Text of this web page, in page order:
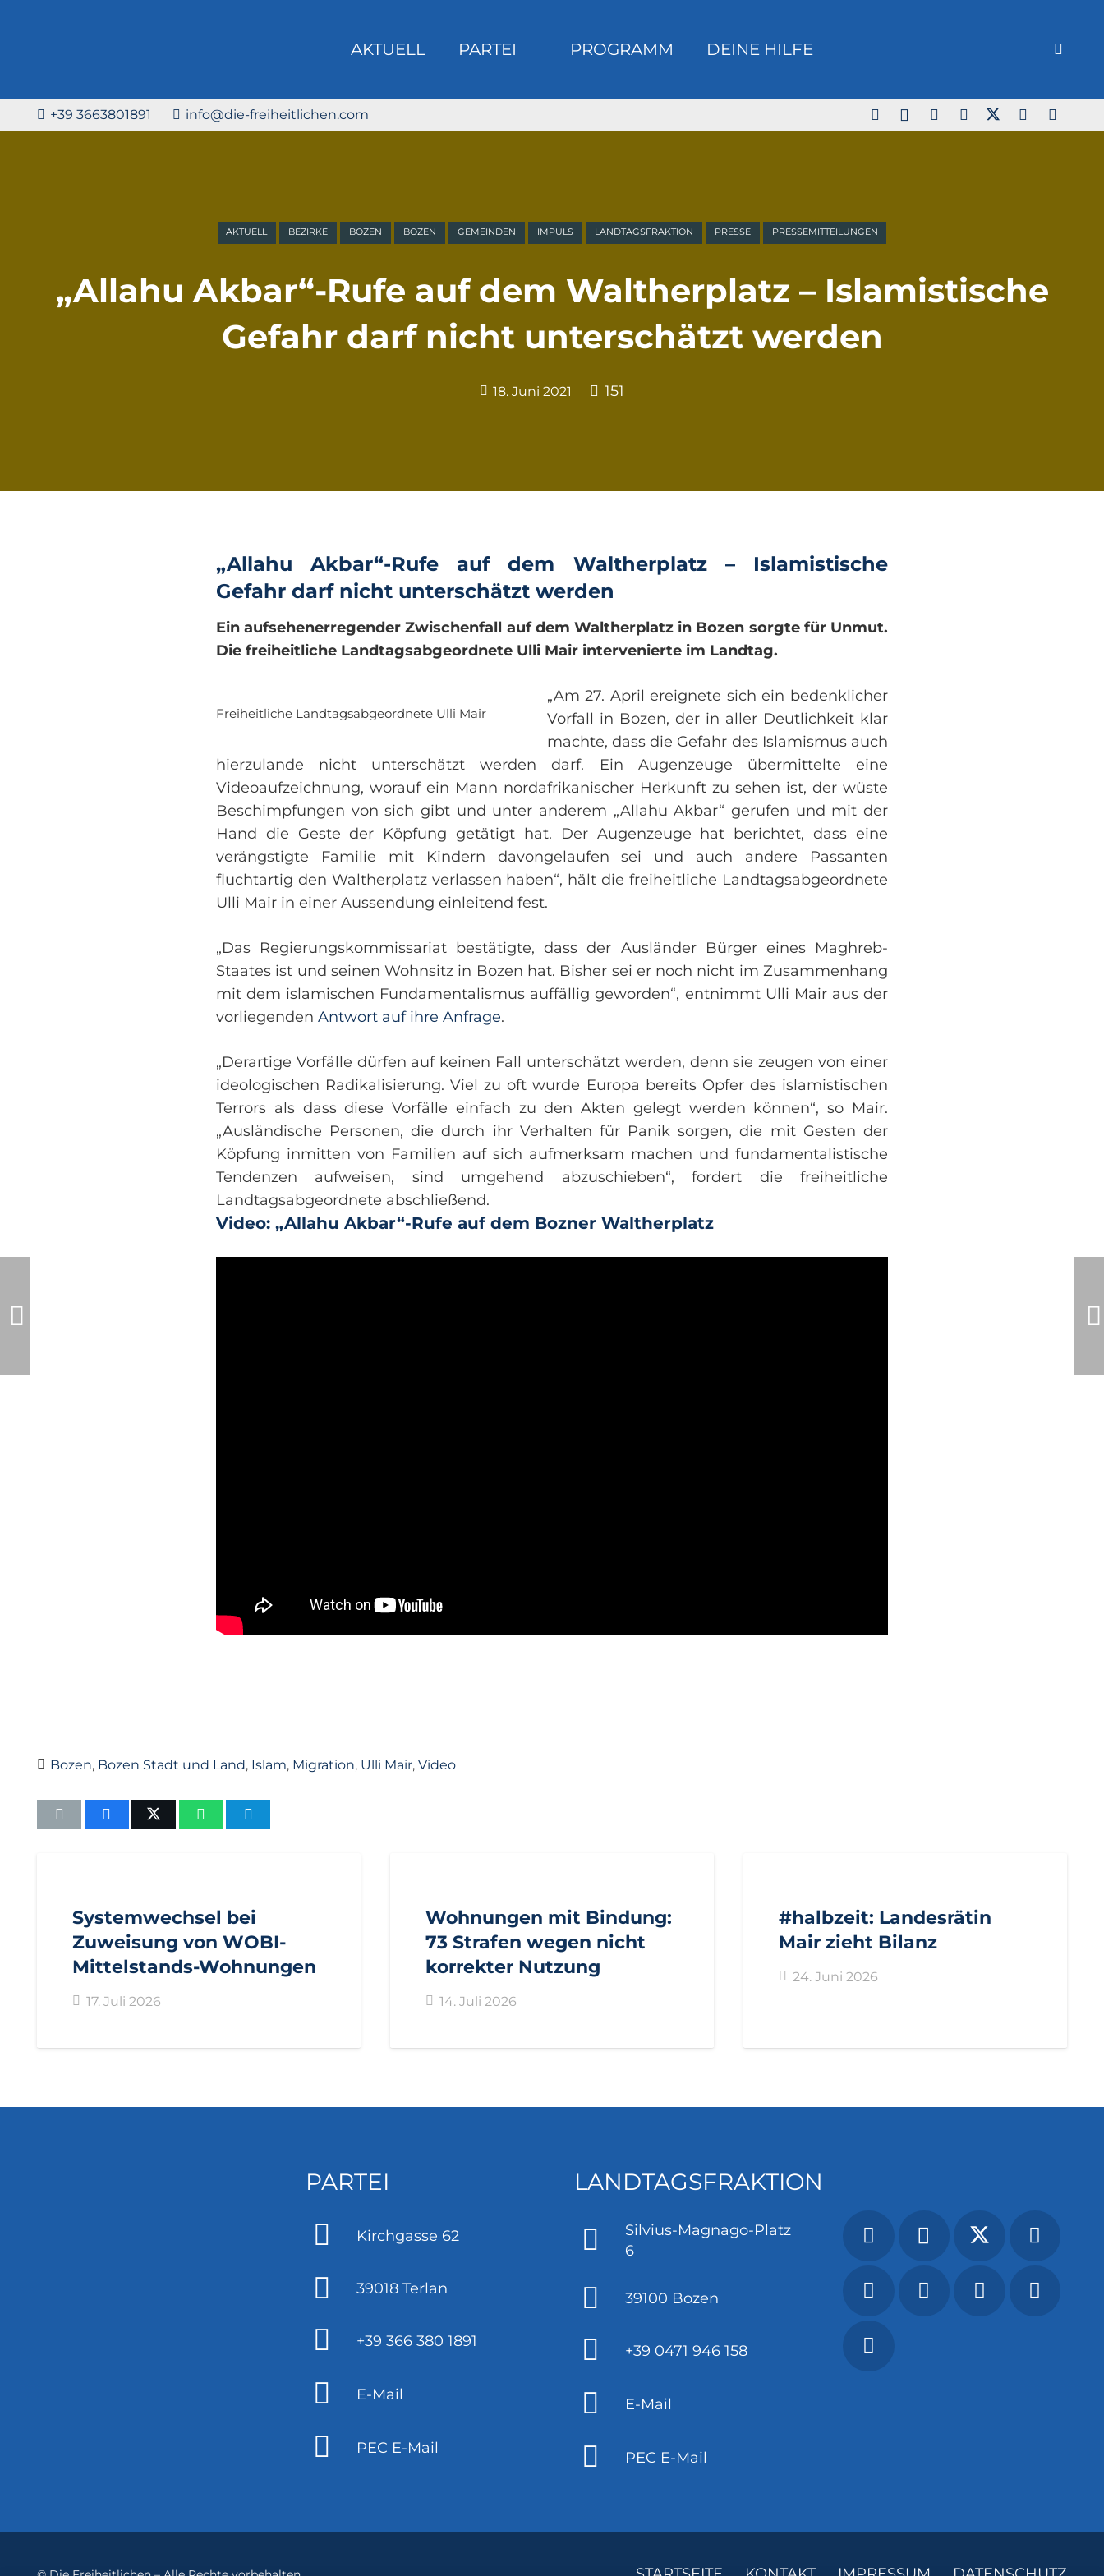
AKTUELL PARTEI PROGRAMM DEINE HILFE
+39 3663801891 info@die-freiheitlichen.com
AKTUELL BEZIRKE BOZEN BOZEN GEMEINDEN IMPULS LANDTAGSFRAKTION PRESSE PRESSEMITTEILUNGEN
„Allahu Akbar“-Rufe auf dem Waltherplatz – Islamistische
Gefahr darf nicht unterschätzt werden
18. Juni 2021 151
„Allahu Akbar“-Rufe auf dem Waltherplatz – Islamistische
Gefahr darf nicht unterschätzt werden
Ein aufsehenerregender Zwischenfall auf dem Waltherplatz in Bozen sorgte für Unmut.
Die freiheitliche Landtagsabgeordnete Ulli Mair intervenierte im Landtag.
Freiheitliche Landtagsabgeordnete Ulli Mair
„Am 27. April ereignete sich ein bedenklicher
Vorfall in Bozen, der in aller Deutlichkeit klar
machte, dass die Gefahr des Islamismus auch
hierzulande nicht unterschätzt werden darf. Ein Augenzeuge übermittelte eine
Videoaufzeichnung, worauf ein Mann nordafrikanischer Herkunft zu sehen ist, der wüste
Beschimpfungen von sich gibt und unter anderem „Allahu Akbar“ gerufen und mit der
Hand die Geste der Köpfung getätigt hat. Der Augenzeuge hat berichtet, dass eine
verängstigte Familie mit Kindern davongelaufen sei und auch andere Passanten
fluchtartig den Waltherplatz verlassen haben“, hält die freiheitliche Landtagsabgeordnete
Ulli Mair in einer Aussendung einleitend fest.
„Das Regierungskommissariat bestätigte, dass der Ausländer Bürger eines Maghreb-
Staates ist und seinen Wohnsitz in Bozen hat. Bisher sei er noch nicht im Zusammenhang
mit dem islamischen Fundamentalismus auffällig geworden“, entnimmt Ulli Mair aus der
vorliegenden Antwort auf ihre Anfrage.
„Derartige Vorfälle dürfen auf keinen Fall unterschätzt werden, denn sie zeugen von einer
ideologischen Radikalisierung. Viel zu oft wurde Europa bereits Opfer des islamistischen
Terrors als dass diese Vorfälle einfach zu den Akten gelegt werden können“, so Mair.
„Ausländische Personen, die durch ihr Verhalten für Panik sorgen, die mit Gesten der
Köpfung inmitten von Familien auf sich aufmerksam machen und fundamentalistische
Tendenzen aufweisen, sind umgehend abzuschieben“, fordert die freiheitliche
Landtagsabgeordnete abschließend.
Video: „Allahu Akbar“-Rufe auf dem Bozner Waltherplatz
Bozen, Bozen Stadt und Land, Islam, Migration, Ulli Mair,Video
Systemwechsel bei
Zuweisung von WOBI-
Mittelstands-Wohnungen
17. Juli 2026
Wohnungen mit Bindung:
73 Strafen wegen nicht
korrekter Nutzung
14. Juli 2026
PRESSEMITTEILUNGEN
#halbzeit: Landesrätin
Mair zieht Bilanz
24. Juni 2026
PARTEI
Kirchgasse 62
39018 Terlan
+39 366 380 1891
E-Mail
PEC E-Mail
LANDTAGSFRAKTION
Silvius-Magnago-Platz
6
39100 Bozen
+39 0471 946 158
E-Mail
PEC E-Mail